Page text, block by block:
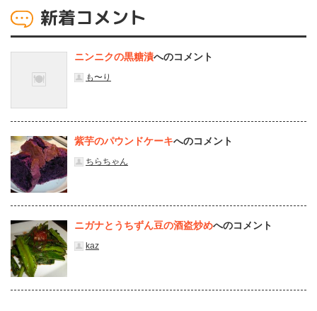
新着コメント
ニンニクの黒糖漬へのコメント
も〜り
紫芋のパウンドケーキへのコメント
ちらちゃん
ニガナとうちずん豆の酒盗炒めへのコメント
kaz